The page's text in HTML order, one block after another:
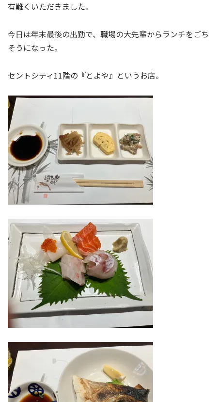
有難くいただきました。
今日は年末最後の出勤で、職場の大先輩からランチをごち
そうになった。
セントシティ11階の『とよや』というお店。